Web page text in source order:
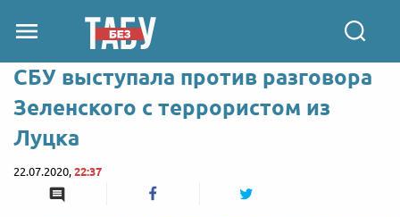
СБУ выступала против разговора
Зеленского с террористом из
Луцка
22.07.2020, 22:37